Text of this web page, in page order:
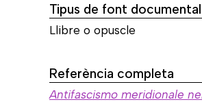
Tipus de font documental
Llibre o opuscle
Referència completa
Antifascismo meridionale